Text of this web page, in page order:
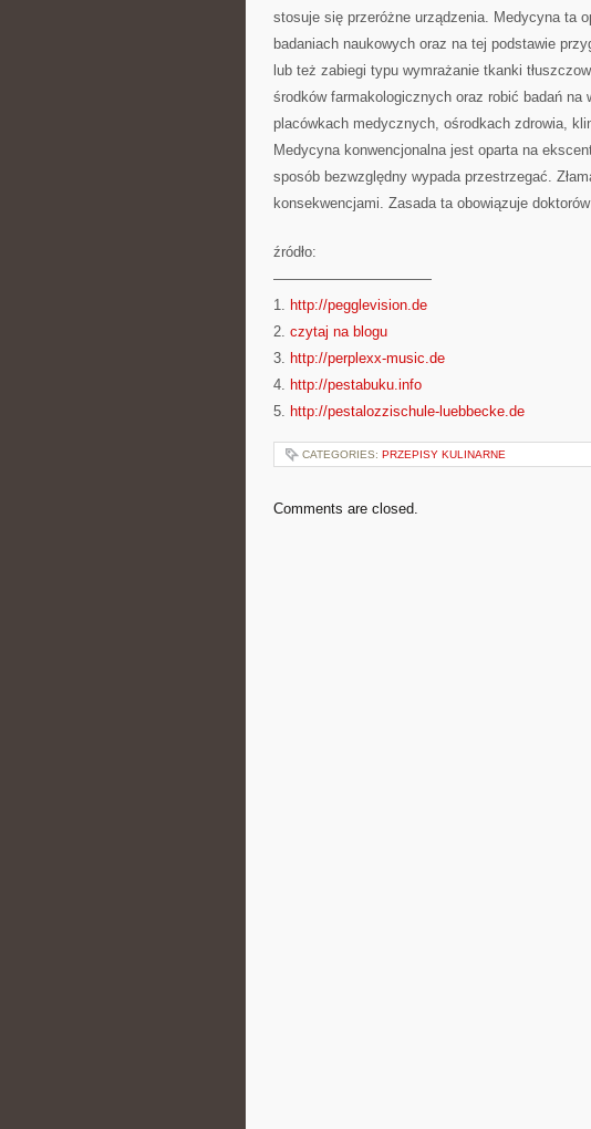
stosuje się przeróżne urządzenia. Medycyna ta
badaniach naukowych oraz na tej podstawie
lub też zabiegi typu wymrażanie tkanki
środków farmakologicznych oraz robić badań na
placówkach medycznych, ośrodkach zdrowia,
Medycyna konwencjonalna jest oparta na
sposób bezwzględny wypada przestrzegać.
konsekwencjami. Zasada ta obowiązuje
źródło:
———————————
1. http://pegglevision.de
2. czytaj na blogu
3. http://perplexx-music.de
4. http://pestabuku.info
5. http://pestalozzischule-luebbecke.de
CATEGORIES: PRZEPISY KULINARNE
Comments are closed.